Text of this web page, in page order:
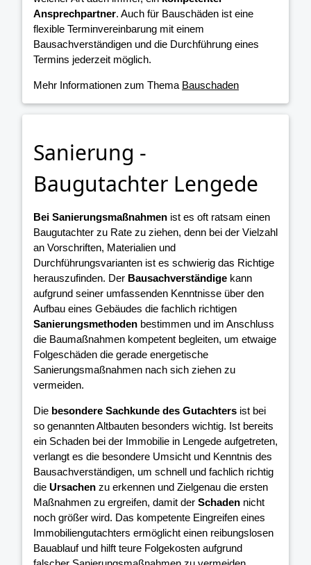
Ansprechpartner. Auch für Bauschäden ist eine
flexible Terminvereinbarung mit einem
Bausachverständigen und die Durchführung eines
Termins jederzeit möglich.
Mehr Informationen zum Thema Bauschaden
Sanierung -
Baugutachter Lengede
Bei Sanierungsmaßnahmen ist es oft ratsam einen
Baugutachter zu Rate zu ziehen, denn bei der Vielzahl
an Vorschriften, Materialien und
Durchführungsvarianten ist es schwierig das Richtige
herauszufinden. Der Bausachverständige kann
aufgrund seiner umfassenden Kenntnisse über den
Aufbau eines Gebäudes die fachlich richtigen
Sanierungsmethoden bestimmen und im Anschluss
die Baumaßnahmen kompetent begleiten, um etwaige
Folgeschäden die gerade energetische
Sanierungsmaßnahmen nach sich ziehen zu
vermeiden.
Die besondere Sachkunde des Gutachters ist bei
so genannten Altbauten besonders wichtig. Ist bereits
ein Schaden bei der Immobilie in Lengede aufgetreten,
verlangt es die besondere Umsicht und Kenntnis des
Bausachverständigen, um schnell und fachlich richtig
die Ursachen zu erkennen und Zielgenau die ersten
Maßnahmen zu ergreifen, damit der Schaden nicht
noch größer wird. Das kompetente Eingreifen eines
Immobiliengutachters ermöglicht einen reibungslosen
Bauablauf und hilft teure Folgekosten aufgrund